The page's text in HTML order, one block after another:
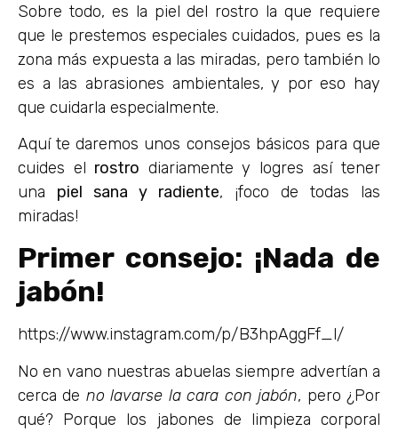
Sobre todo, es la piel del rostro la que requiere
que le prestemos especiales cuidados, pues es la
zona más expuesta a las miradas, pero también lo
es a las abrasiones ambientales, y por eso hay
que cuidarla especialmente.
Aquí te daremos unos consejos básicos para que
cuides el rostro diariamente y logres así tener
una piel sana y radiente, ¡foco de todas las
miradas!
Primer consejo: ¡Nada de
jabón!
https://www.instagram.com/p/B3hpAggFf_l/
No en vano nuestras abuelas siempre advertían a
cerca de no lavarse la cara con jabón, pero ¿Por
qué? Porque los jabones de limpieza corporal